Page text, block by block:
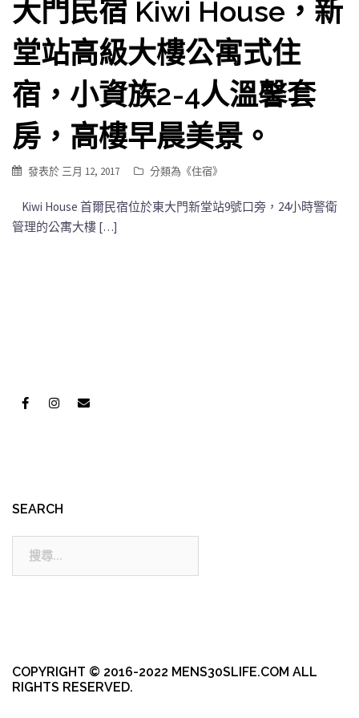
大門民宿 Kiwi House，新
堂站高級大樓公寓式住
宿，小資族2-4人溫馨套
房，高樓早晨美景。
發表於 三月 12, 2017 分類為《住宿》
Kiwi House 首爾民宿位於東大門新堂站9號口旁，24小時警衛
管理的公寓大樓 […]
SEARCH
COPYRIGHT © 2016-2022 MENS30SLIFE.COM ALL
RIGHTS RESERVED.